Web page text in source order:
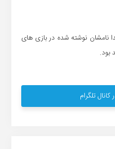
نامشان نوشته شده در بازی های
بود.
تلگرام